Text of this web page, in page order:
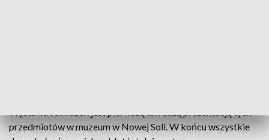
przedmiotów w muzeum w Nowej Soli. W końcu wszystkie